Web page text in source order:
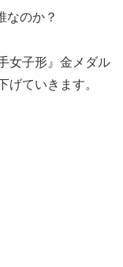
なのか？
女子形』金メダル
げていきます。